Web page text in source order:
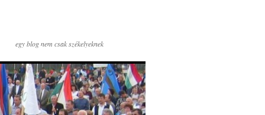
egy blog nem csak székelyeknek